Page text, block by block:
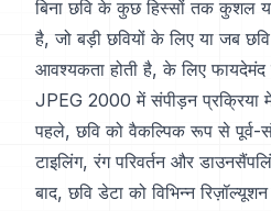
बिना छवि के कुछ हिस्सों तक कुशल
है, जो बड़ी छवियों के लिए या जब
आवश्यकता होती है, के लिए फायदेमंद
JPEG 2000 में संपीड़न
पहले, छवि को वैकल्पिक रूप से पूर्व-
टाइलिंग, रंग परिवर्तन और
बाद, छवि डेटा को विभिन्न